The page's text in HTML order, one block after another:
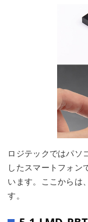
ロジテックではパソ
したスマートフォン
います。ここからは
す。